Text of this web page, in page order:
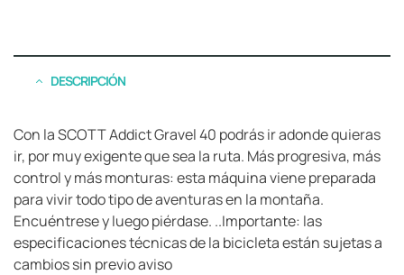
DESCRIPCIÓN
Con la SCOTT Addict Gravel 40 podrás ir adonde quieras
ir, por muy exigente que sea la ruta. Más progresiva, más
control y más monturas: esta máquina viene preparada
para vivir todo tipo de aventuras en la montaña.
Encuéntrese y luego piérdase. ..Importante: las
especificaciones técnicas de la bicicleta están sujetas a
cambios sin previo aviso